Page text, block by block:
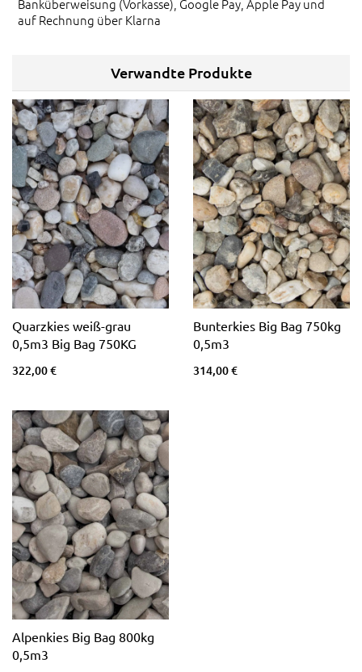
Banküberweisung (Vorkasse), Google Pay, Apple Pay und
auf Rechnung über Klarna
Verwandte Produkte
Quarzkies weiß-grau
0,5m3 Big Bag 750KG
322,00 €
Bunterkies Big Bag 750kg
0,5m3
314,00 €
Alpenkies Big Bag 800kg
0,5m3